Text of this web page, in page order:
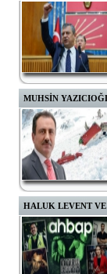
MUHSİN
HALUK LEVENT